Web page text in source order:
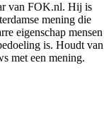
van FOK.nl. Hij is
mening die
eigenschap mensen
is. Houdt van
met een mening.